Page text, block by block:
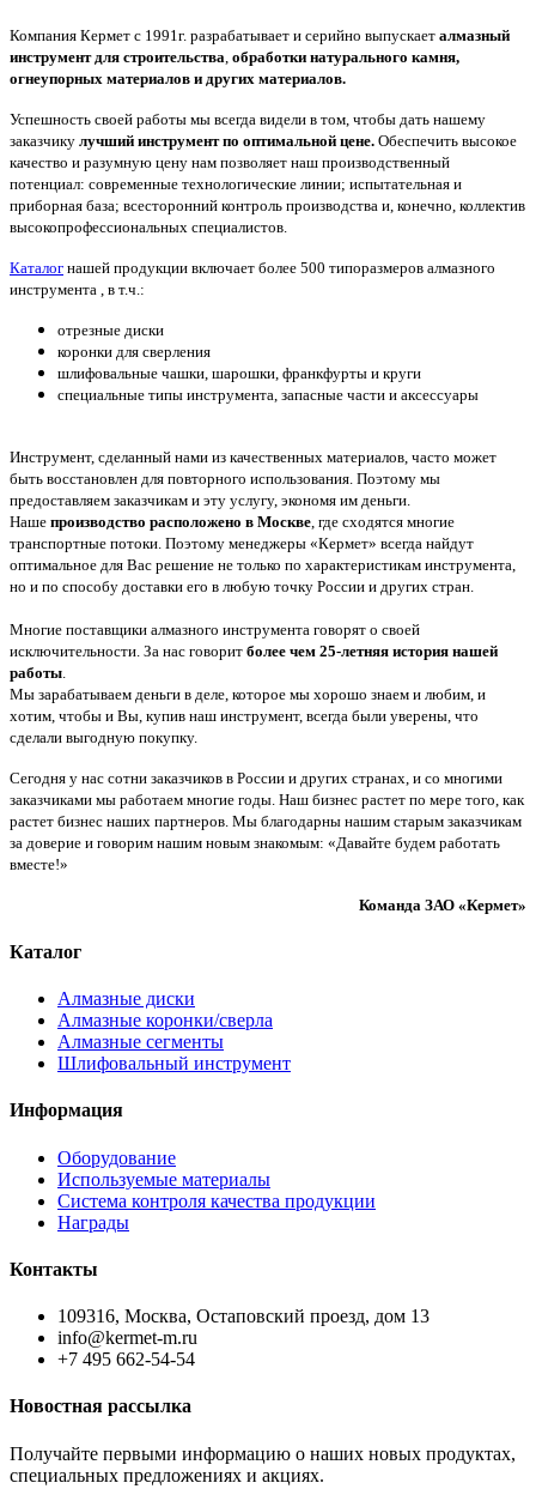
Компания Кермет с 1991г. разрабатывает и серийно выпускает алмазный
инструмент для строительства, обработки натурального камня,
огнеупорных материалов и других материалов.
Успешность своей работы мы всегда видели в том, чтобы дать нашему
заказчику лучший инструмент по оптимальной цене. Обеспечить высокое
качество и разумную цену нам позволяет наш производственный
потенциал: современные технологические линии; испытательная и
приборная база; всесторонний контроль производства и, конечно, коллектив
высокопрофессиональных специалистов.
Каталог нашей продукции включает более 500 типоразмеров алмазного
инструмента , в т.ч.:
отрезные диски
коронки для сверления
шлифовальные чашки, шарошки, франкфурты и круги
специальные типы инструмента, запасные части и аксессуары
Инструмент, сделанный нами из качественных материалов, часто может
быть восстановлен для повторного использования. Поэтому мы
предоставляем заказчикам и эту услугу, экономя им деньги.
Наше производство расположено в Москве, где сходятся многие
транспортные потоки. Поэтому менеджеры «Кермет» всегда найдут
оптимальное для Вас решение не только по характеристикам инструмента,
но и по способу доставки его в любую точку России и других стран.
Многие поставщики алмазного инструмента говорят о своей
исключительности. За нас говорит более чем 25-летняя история нашей
работы.
Мы зарабатываем деньги в деле, которое мы хорошо знаем и любим, и
хотим, чтобы и Вы, купив наш инструмент, всегда были уверены, что
сделали выгодную покупку.
Сегодня у нас сотни заказчиков в России и других странах, и со многими
заказчиками мы работаем многие годы. Наш бизнес растет по мере того, как
растет бизнес наших партнеров. Мы благодарны нашим старым заказчикам
за доверие и говорим нашим новым знакомым: «Давайте будем работать
вместе!»
Команда ЗАО «Кермет»
Каталог
Алмазные диски
Алмазные коронки/сверла
Алмазные сегменты
Шлифовальный инструмент
Информация
Оборудование
Используемые материалы
Система контроля качества продукции
Награды
Контакты
109316, Москва, Остаповский проезд, дом 13
info@kermet-m.ru
+7 495 662-54-54
Новостная рассылка
Получайте первыми информацию о наших новых продуктах,
специальных предложениях и акциях.